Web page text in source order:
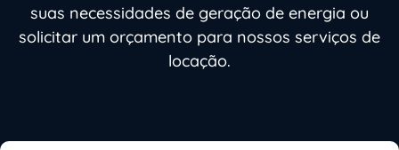
suas necessidades de geração de energia ou
solicitar um orçamento para nossos serviços de
locação.